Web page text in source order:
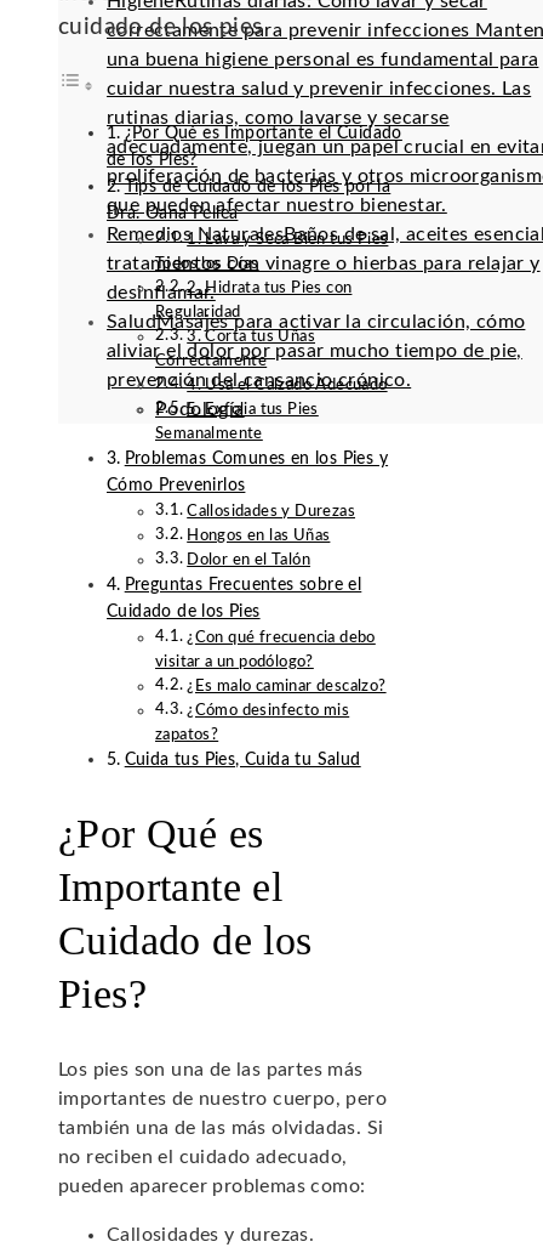
correctamente para prevenir infecciones
una buena higiene personal es fundamental para
cuidar nuestra salud y prevenir infecciones. Las
rutinas diarias, como lavarse y secarse
adecuadamente, juegan un papel crucial en
proliferación de bacterias y otros
que pueden afectar nuestro bienestar.
Remedios NaturalesBaños de sal, aceites
tratamientos con vinagre o hierbas para relajar y
desinflamar.
SaludMasajes para activar la circulación, cómo
aliviar el dolor por pasar mucho tiempo de pie,
prevención del cansancio crónico.
Podología
cuidado de los pies
¿Por Qué es Importante el Cuidado
de los Pies?
Tips de Cuidado de los Pies por la
Dra. Oana Pellea
1. Lava y Seca Bien tus Pies
Todos los Días
2. Hidrata tus Pies con
Regularidad
3. Corta tus Uñas
Correctamente
4. Usa el Calzado Adecuado
5. Exfolia tus Pies
Semanalmente
Problemas Comunes en los Pies y
Cómo Prevenirlos
Callosidades y Durezas
Hongos en las Uñas
Dolor en el Talón
Preguntas Frecuentes sobre el
Cuidado de los Pies
¿Con qué frecuencia debo
visitar a un podólogo?
¿Es malo caminar descalzo?
¿Cómo desinfecto mis
zapatos?
Cuida tus Pies, Cuida tu Salud
¿Por Qué es
Importante el
Cuidado de los
Pies?
Los pies son una de las partes más
importantes de nuestro cuerpo, pero
también una de las más olvidadas. Si
no reciben el cuidado adecuado,
pueden aparecer problemas como:
Callosidades y durezas.